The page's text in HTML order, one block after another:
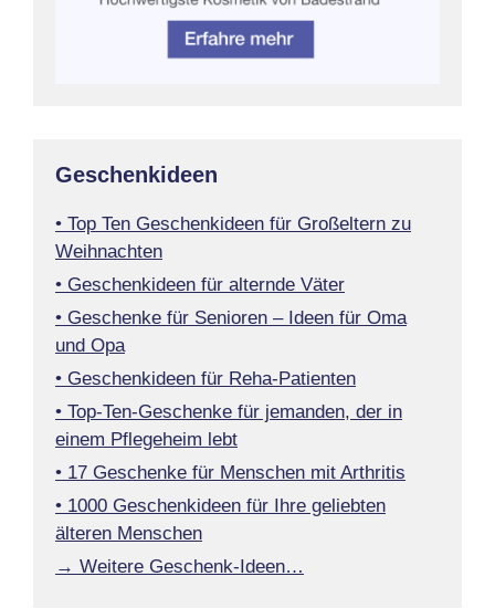
Geschenkideen
• Top Ten Geschenkideen für Großeltern zu
Weihnachten
• Geschenkideen für alternde Väter
• Geschenke für Senioren – Ideen für Oma
und Opa
• Geschenkideen für Reha-Patienten
• Top-Ten-Geschenke für jemanden, der in
einem Pflegeheim lebt
• 17 Geschenke für Menschen mit Arthritis
• 1000 Geschenkideen für Ihre geliebten
älteren Menschen
→ Weitere Geschenk-Ideen…